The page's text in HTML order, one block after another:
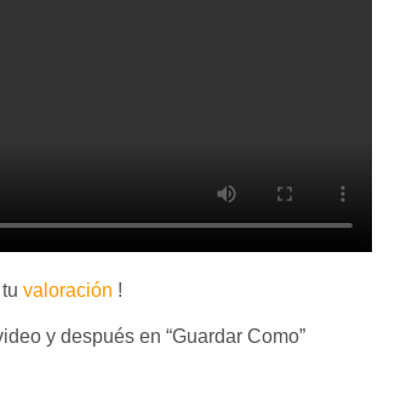
valoración !
y después en “Guardar Como”